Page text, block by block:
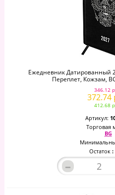
Ежедневник Датированный
Переплет, Кожзам,
346.12
372.74
412.68
Артикул:
Торговая
BG
Остаток :
–